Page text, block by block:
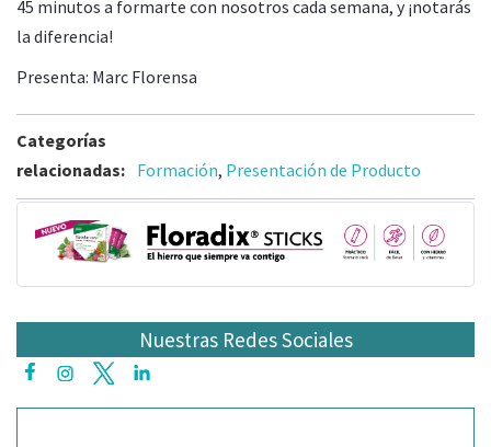
45 minutos a formarte con nosotros cada semana, y ¡notarás
la diferencia!
Presenta: Marc Florensa
Categorías
relacionadas: Formación, Presentación de Producto
Nuestras Redes Sociales